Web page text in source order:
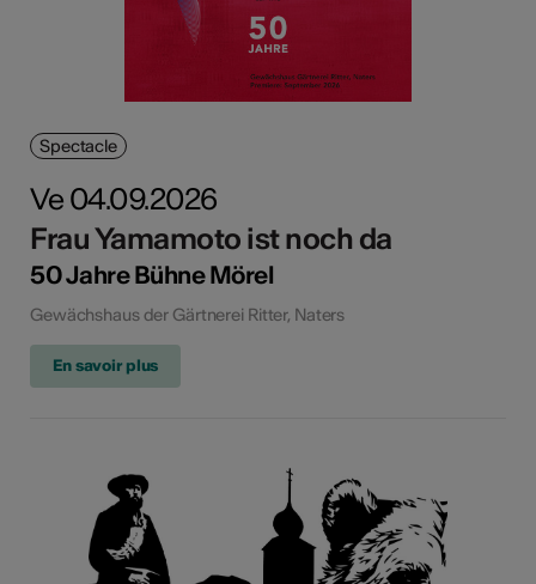
Spectacle
Ve 04.09.2026
Frau Yamamoto ist noch da
50 Jahre Bühne Mörel
Gewächshaus der Gärtnerei Ritter, Naters
En savoir plus